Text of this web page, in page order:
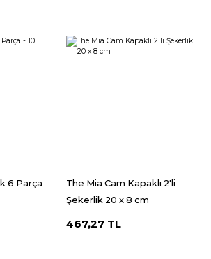
6 Parça
The Mia Cam Kapaklı 2'li
Şekerlik 20 x 8 cm
467,27 TL